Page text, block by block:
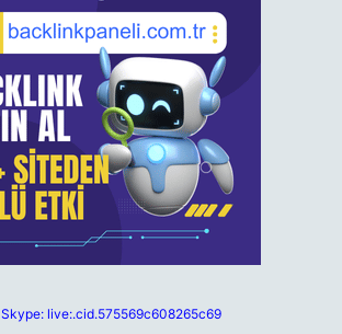
Skype: live:.cid.575569c608265c69